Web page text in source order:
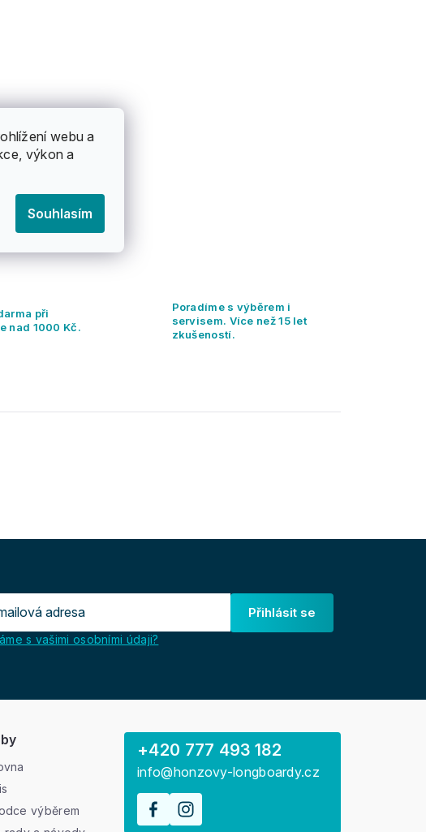
webu a
výkon a
Souhlasím
při
nad 1000 Kč.
Poradíme s výběrem i
servisem. Více než 15 let
zkušeností.
Přihlásit se
s vašimi osobními údaji?
výběrem
+420 777 493 182
info@honzovy-longboardy.cz